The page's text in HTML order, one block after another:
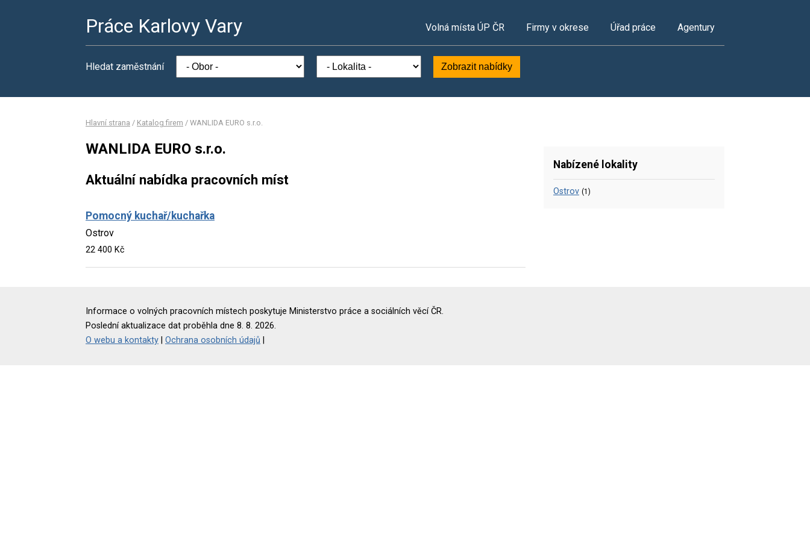
Práce Karlovy Vary Volná místa ÚP ČR Firmy v okrese Úřad práce Agentury
Hledat zaměstnání Zobrazit nabídky
Hlavní strana / Katalog firem / WANLIDA EURO s.r.o.
WANLIDA EURO s.r.o.
Aktuální nabídka pracovních míst
Pomocný kuchař/kuchařka
Ostrov
22 400 Kč
Nabízené lokality
Ostrov (1)
Informace o volných pracovních místech poskytuje Ministerstvo práce a sociálních věcí ČR.
Poslední aktualizace dat proběhla dne 8. 8. 2026.
O webu a kontakty
Ochrana osobních údajů